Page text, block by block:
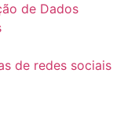
de Dados
de redes sociais